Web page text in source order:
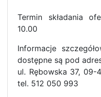
Termin składania
10.00
Informacje
dostępne są pod
ul. Rębowska 37,
tel. 512 050 993